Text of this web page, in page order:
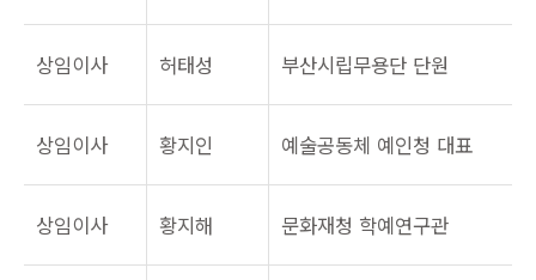
상임이사 허태성 부산시립무용단 단원
상임이사 황지인 예술공동체 예인청 대표
상임이사 황지해 문화재청 학예연구관